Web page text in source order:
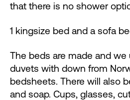
that there is no shower
1 kingsize bed and a sofa
The beds are made and we
duvets with down from
bedsheets. There will also
and soap. Cups, glasses,